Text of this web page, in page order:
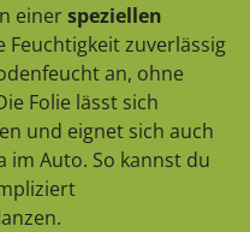
einerspeziellen
Feuchtigkeit zuverlässig
an, ohne
Folie lässt sich
und eignet sich auch
Auto. So kannst du